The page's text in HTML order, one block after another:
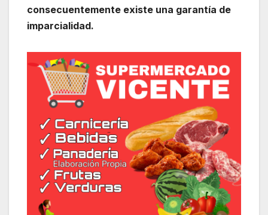
consecuentemente existe una garantía de
imparcialidad.